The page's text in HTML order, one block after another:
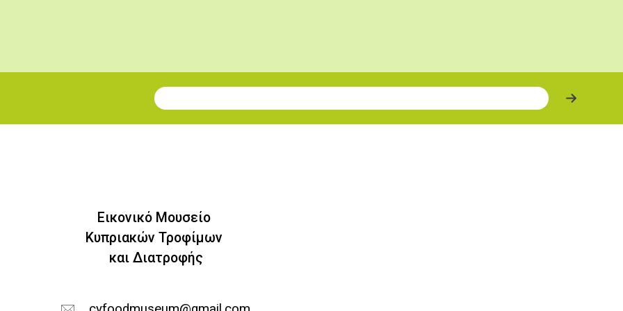
Εγγραφή στο Newsletter
Εικονικό Μουσείο
Κυπριακών Τροφίμων
και Διατροφής